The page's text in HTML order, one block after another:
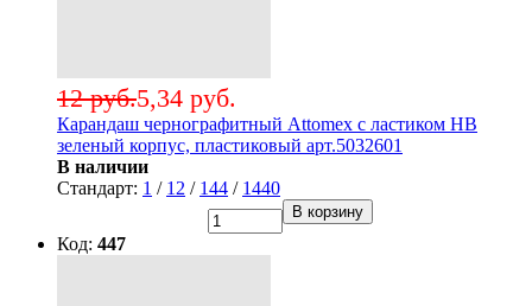
5,34 руб.
12 руб.
Карандаш чернографитный Attomex с ластиком НВ
зеленый корпус, пластиковый арт.5032601
В наличии
Стандарт: 1 / 12 / 144 / 1440
В корзину
Код: 447